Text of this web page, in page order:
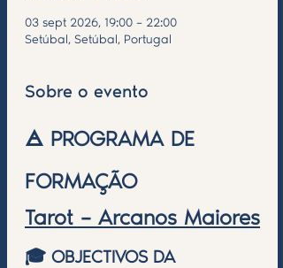
03 sept 2026, 19:00 – 22:00
Setúbal, Setúbal, Portugal
Sobre o evento
🜁 PROGRAMA DE
FORMAÇÃO
Tarot – Arcanos Maiores
🎓 OBJECTIVOS DA